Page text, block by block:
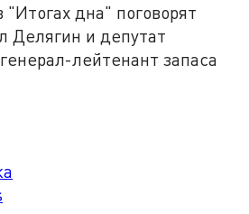
"Итогах дна" поговорят
Делягин и депутат
лейтенант запаса